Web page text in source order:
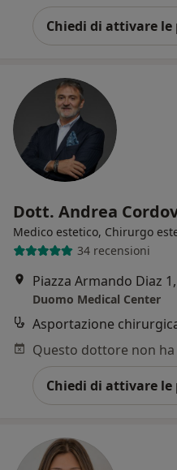
Chiedi di attivare
Dott. Andrea
Medico estetico, Chirurgo
34 recensioni
Piazza Armando Diaz
Duomo Medical Center
Asportazione
Chiedi di attivare